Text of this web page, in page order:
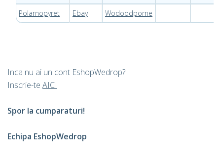
Polarnopyret Ebay Wodoodporne
Inca nu ai un cont EshopWedrop?
Inscrie-te AICI
Spor la cumparaturi!
Echipa EshopWedrop